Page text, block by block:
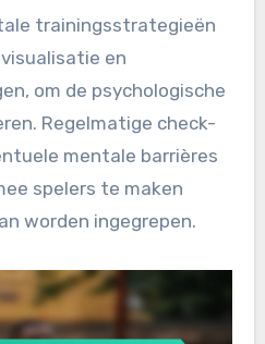
trainingsstrategieën
en
om de psychologische
Regelmatige check-
mentale barrières
spelers te maken
worden ingegrepen.